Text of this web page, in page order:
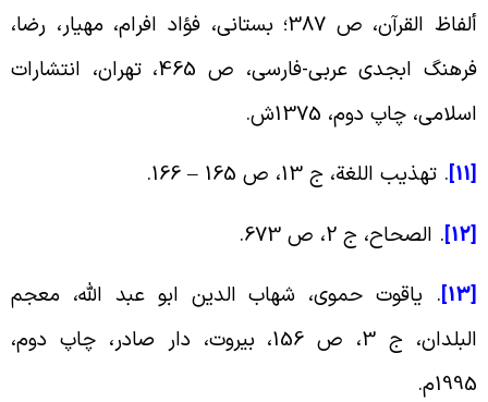
ألفاظ القرآن، ص 387؛ بستانی، فؤاد افرام، مهیار، رضا،
فرهنگ ابجدی عربی-فارسی، ص 465، تهران، انتشارات
چاپ دوم، 1375ش.
. تهذیب اللغة، ج ‏13، ص 165 – 166.
. الصحاح، ج ‏2، ص 673.
. یاقوت حموی، شهاب الدین ابو عبد الله، معجم
البلدان، ج ‏3، ص 156، بیروت، دار صادر، چاپ دوم،